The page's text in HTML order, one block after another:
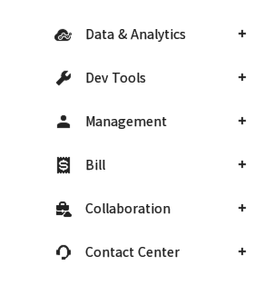
Data & Analytics
Dev Tools
Management
Bill
Collaboration
Contact Center